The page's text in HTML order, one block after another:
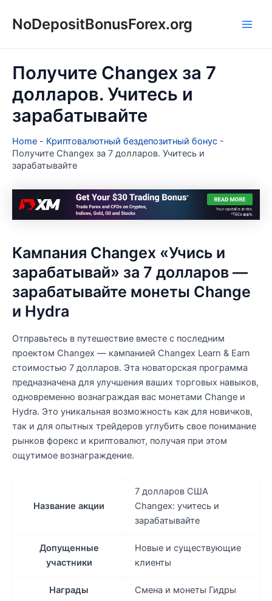
содержимому
NoDepositBonusForex.org
Получите Changex за 7
долларов. Учитесь и
зарабатывайте
Home - Криптовалютный бездепозитный бонус -
Получите Changex за 7 долларов. Учитесь и
зарабатывайте
Кампания Changex «Учись и
зарабатывай» за 7 долларов —
зарабатывайте монеты Change
и Hydra
Отправьтесь в путешествие вместе с последним
проектом Changex — кампанией Changex Learn & Earn
стоимостью 7 долларов. Эта новаторская программа
предназначена для улучшения ваших торговых навыков,
одновременно вознаграждая вас монетами Change и
Hydra. Это уникальная возможность как для новичков,
так и для опытных трейдеров углубить свое понимание
рынков форекс и криптовалют, получая при этом
ощутимое вознаграждение.
Название акции
7 долларов США
Changex: учитесь и
зарабатывайте
Допущенные
участники
Новые и существующие
клиенты
Награды Смена и монеты Гидры